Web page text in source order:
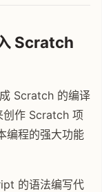
Scratch
Scratch 的编译
创作 Scratch 项
编程的强大功能
的语法编写代